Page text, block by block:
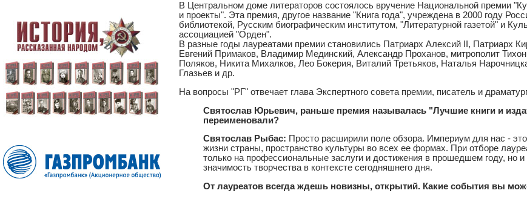
В Центральном доме литераторов состоялось вручение Национальной премии
и проекты". Эта премия, другое название "Книга года", учреждена в 2000 году
библиотекой, Русским биографическим институтом, "Литературной газетой" и
ассоциацией "Орден".
В разные годы лауреатами премии становились Патриарх Алексий II, Патриарх
Евгений Примаков, Владимир Мединский, Александр Проханов, митрополит
Поляков, Никита Михалков, Лео Бокерия, Виталий Третьяков, Наталья
Глазьев и др.
На вопросы "РГ" отвечает глава Экспертного совета премии, писатель и
Святослав Юрьевич, раньше премия называлась "Лучшие книги и
переименовали?
Святослав Рыбас: Просто расширили поле обзора. Империум для нас -
жизни страны, пространство культуры во всех ее формах. При отборе
только на профессиональные заслуги и достижения в прошедшем году, но и
значимость творчества в контексте сегодняшнего дня.
От лауреатов всегда ждешь новизны, открытий. Какие события вы